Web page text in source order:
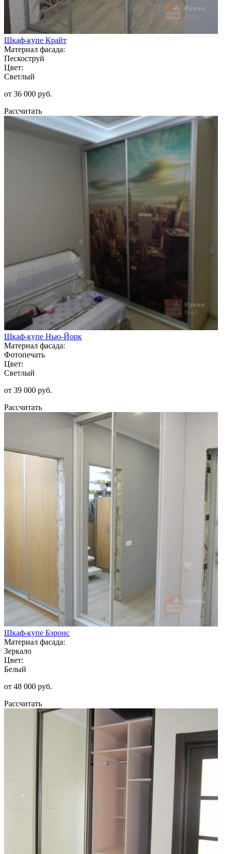
Шкаф-купе Крайт
Материал фасада:
Пескоструй
Цвет:
Светлый
от 36 000 руб.
Рассчитать
Шкаф-купе Нью-Йорк
Материал фасада:
Фотопечать
Цвет:
Светлый
от 39 000 руб.
Рассчитать
Шкаф-купе Бэронс
Материал фасада:
Зеркало
Цвет:
Белый
от 48 000 руб.
Рассчитать